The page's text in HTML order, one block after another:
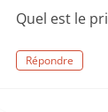
Quel est le
Répondre